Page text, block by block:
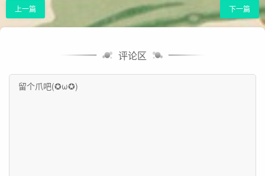
上一篇 下一篇
评论区